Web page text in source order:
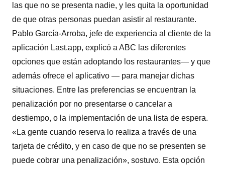
las que no se presenta nadie, y les quita la oportunidad
de que otras personas puedan asistir al restaurante.
Pablo García-Arroba, jefe de experiencia al cliente de la
aplicación Last.app, explicó a ABC las diferentes
opciones que están adoptando los restaurantes— y que
además ofrece el aplicativo — para manejar dichas
situaciones. Entre las preferencias se encuentran la
penalización por no presentarse o cancelar a
destiempo, o la implementación de una lista de espera.
«La gente cuando reserva lo realiza a través de una
tarjeta de crédito, y en caso de que no se presenten se
puede cobrar una penalización», sostuvo. Esta opción